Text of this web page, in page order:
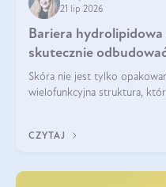
21 lip 2026
Bariera hydrolipidowa
skutecznie
Skóra nie jest tylko
wielofunkcyjna struktura,
bariera hydrolipidowa.
CZYTAJ